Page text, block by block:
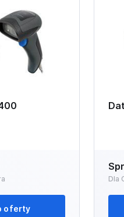
oferty
Dla